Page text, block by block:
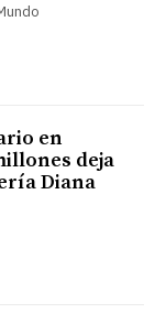
en
deja
Diana